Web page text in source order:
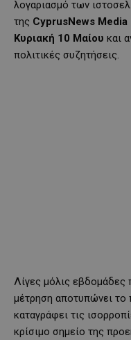
λογαριασμό των
της CyprusNews Media
Κυριακή 10 Μαίου και
πολιτικές συζητήσεις.
Λίγες μόλις εβδομάδες
μέτρηση αποτυπώνει το
καταγράφει τις
κρίσιμο σημείο της